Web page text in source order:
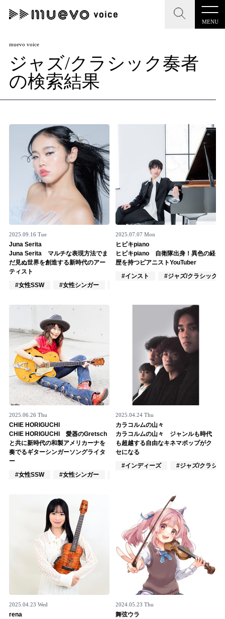
MENU
CLOSE
記事を検索する
人気ワード
#男性SSW #ポップス #女性SSW #ロック
#男性シンガー #HR/HM
#ヒップホップ #男性シンガーグループ #R&B/ソウル
CLOSE
muevo media
"読者の声を形にする”音楽特化メディア
記事一覧
プレスリリース一覧
会社概要
お問い合わせ
記事リクエスト
ログイン
muevoクラウドファンディング
muevoコミュニティ
ぶいクラ！by muevo
ぶいコミュ！by muevo
ぶいマガ！ by muevo
Follow us
Official SNS
muevo voice
ジャズ/クラシック奏者
の検索結果
2025.09.16 Tue
Juna Serita
Juna Serita マルチな表現方法でま
だ見ぬ世界を創造する新時代のアー
ティスト
#女性SSW
#女性シンガー
2025.07.07 Mon
ヒビキpiano
ヒビキpiano 自衛隊出身！異色の経
歴を持つピアニストYouTuber
#インスト
#ジャズ/クラシック奏
2025.06.26 Thu
CHIE HORIGUCHI
CHIE HORIGUCHI 愛器のGretsch
と共に新時代の和製アメリカーナを
奏でるギターシンガーソングライタ
ー
#女性SSW
#女性シンガー
2025.04.24 Thu
カラコルムの山々
カラコルムの山々 ジャンルも時代
も超越する自由なキネマポップがク
セになる
#インディーズ
#ジャズ/クラシッ
2025.04.23 Wed
rena
2024.05.23 Thu
舞弦ウラ